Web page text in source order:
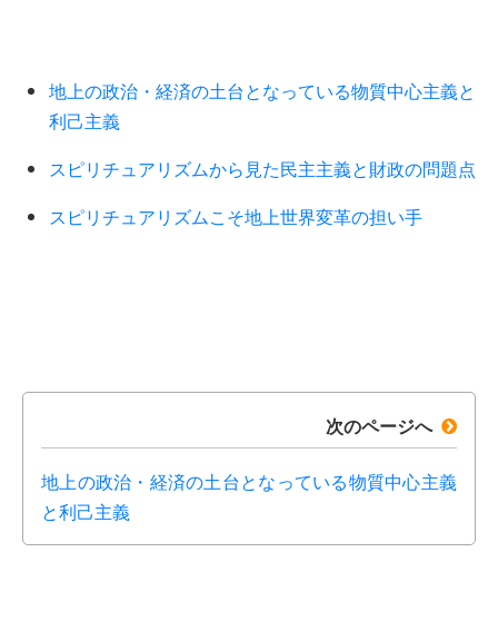
地上の政治・経済の土台となっている物質中心主義と
利己主義
スピリチュアリズムから見た民主主義と財政の問題点
スピリチュアリズムこそ地上世界変革の担い手
次のページへ
地上の政治・経済の土台となっている物質中心主義
と利己主義